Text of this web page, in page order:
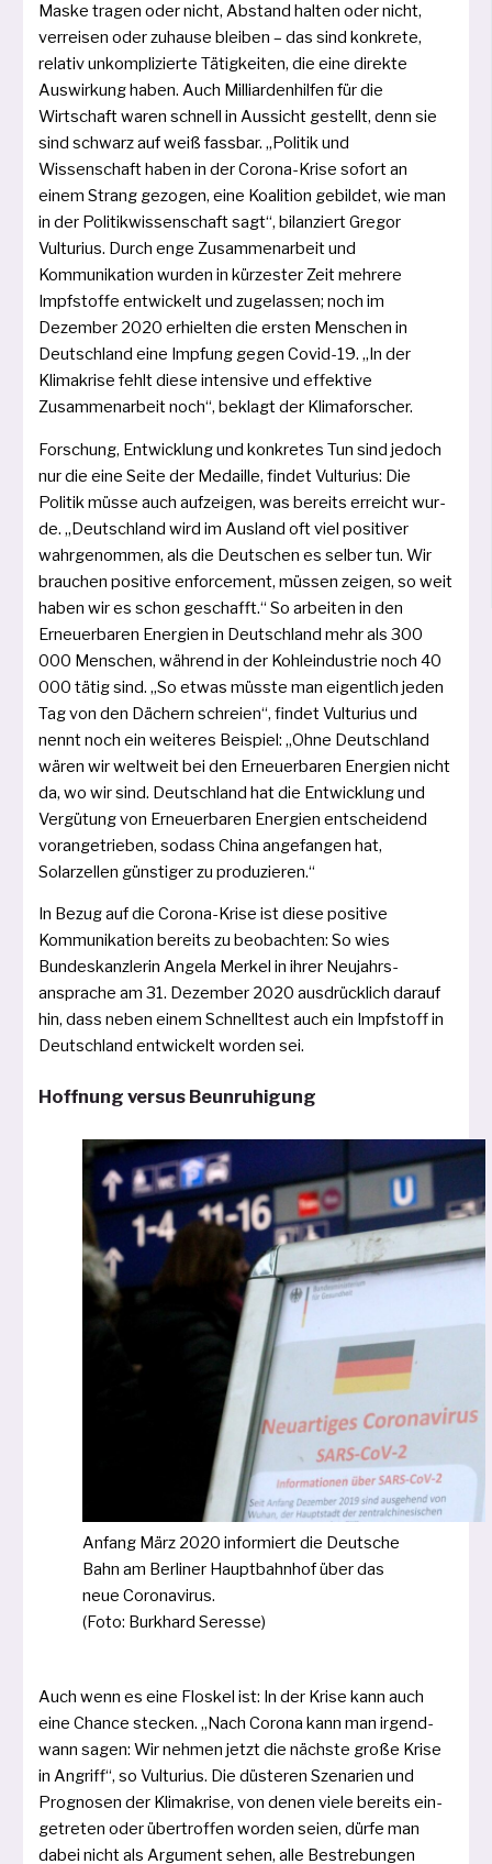
Maske tra­gen oder nicht, Abstand hal­ten oder nicht,
ver­rei­sen oder zuhau­se blei­ben – das sind kon­kre­te,
rela­tiv unkom­pli­zier­te Tätigkeiten, die eine direk­te
Auswirkung haben. Auch Milliardenhilfen für die
Wirtschaft waren schnell in Aussicht gestellt, denn sie
sind schwarz auf weiß fass­bar. „Politik und
Wissenschaft haben in der Corona-Krise sofort an
einem Strang gezo­gen, eine Koalition gebil­det, wie man
in der Politikwissenschaft sagt“, bilan­ziert Gregor
Vulturius. Durch enge Zusammenarbeit und
Kommunikation wur­den in kür­zes­ter Zeit meh­re­re
Impfstoffe ent­wi­ckelt und zuge­las­sen; noch im
Dezember 2020 erhiel­ten die ers­ten Menschen in
Deutschland eine Impfung gegen Covid-19. „In der
Klimakrise fehlt die­se inten­si­ve und effek­ti­ve
Zusammenarbeit noch“, beklagt der Klimaforscher.
Forschung, Entwicklung und kon­kre­tes Tun sind jedoch
nur die eine Seite der Medaille, fin­det Vulturius: Die
Politik müs­se auch auf­zei­gen, was bereits erreicht wur­
de. „Deutschland wird im Ausland oft viel posi­ti­ver
wahr­ge­nom­men, als die Deutschen es sel­ber tun. Wir
brau­chen posi­ti­ve enfor­ce­ment, müs­sen zei­gen, so weit
haben wir es schon geschafft.“ So arbei­ten in den
Erneuerbaren Energien in Deutschland mehr als 300
000 Menschen, wäh­rend in der Kohleindustrie noch 40
000 tätig sind. „So etwas müss­te man eigent­lich jeden
Tag von den Dächern schrei­en“, fin­det Vulturius und
nennt noch ein wei­te­res Beispiel: „Ohne Deutschland
wären wir welt­weit bei den Erneuerbaren Energien nicht
da, wo wir sind. Deutschland hat die Entwicklung und
Vergütung von Erneuerbaren Energien ent­schei­dend
vor­an­ge­trie­ben, sodass China ange­fan­gen hat,
Solarzellen güns­ti­ger zu produzieren.“
In Bezug auf die Corona-Krise ist die­se posi­ti­ve
Kommunikation bereits zu beob­ach­ten: So wies
Bundeskanz­lerin Angela Merkel in ihrer Neujahrs­
ansprache am 31. Dezember 2020 aus­drücklich dar­auf
hin, dass neben einem Schnelltest auch ein Impfstoff in
Deutschland ent­wi­ckelt wor­den sei.
Hoffnung versus Beunruhigung
Anfang März 2020 infor­miert die Deutsche
Bahn am Berliner Hauptbahnhof über das
neue Coronavirus.
(Foto: Burkhard Seresse)
Auch wenn es eine Floskel ist: In der Krise kann auch
eine Chance ste­cken. „Nach Corona kann man irgend­
wann sagen: Wir neh­men jetzt die nächs­te gro­ße Krise
in Angriff“, so Vulturius. Die düs­te­ren Szenarien und
Prognosen der Klimakrise, von denen vie­le bereits ein­
ge­tre­ten oder über­trof­fen wor­den sei­en, dür­fe man
dabei nicht als Argument sehen, alle Bestrebungen